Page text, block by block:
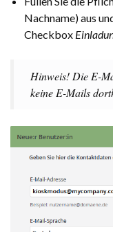
Nachname) aus
Checkbox
Hinweis! Die E-
keine E-Mails